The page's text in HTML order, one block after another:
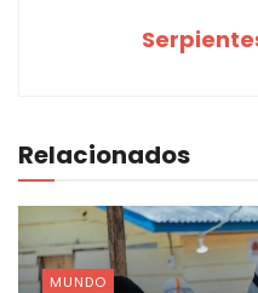
Relacionados
MUNDO